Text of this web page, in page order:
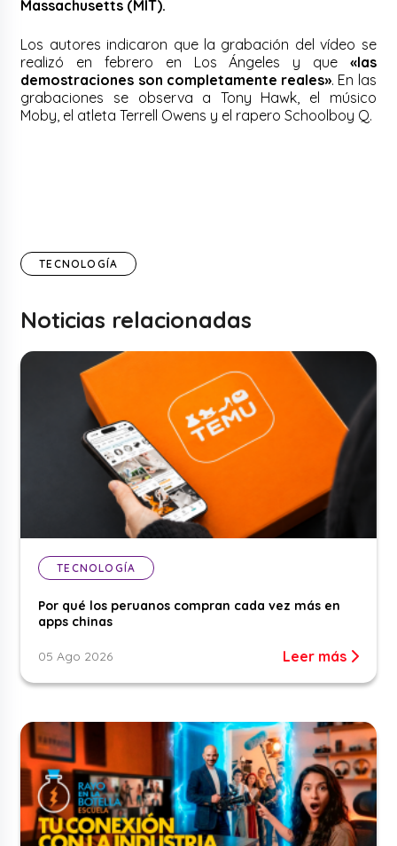
Massachusetts (MIT).
Los autores indicaron que la grabación del vídeo se
realizó en febrero en Los Ángeles y que «las
demostraciones son completamente reales». En las
grabaciones se observa a Tony Hawk, el músico
Moby, el atleta Terrell Owens y el rapero Schoolboy Q.
TECNOLOGÍA
Noticias relacionadas
TECNOLOGÍA
Por qué los peruanos compran cada vez más en
apps chinas
05 Ago 2026 Leer más